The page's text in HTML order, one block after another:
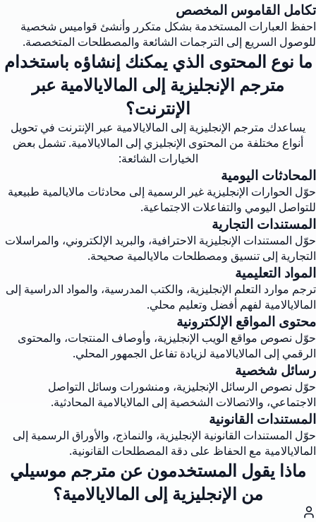
تكامل القاموس المخصص
احفظ العبارات المستخدمة بشكل متكرر وأنشئ قواميس شخصية
للوصول السريع إلى الترجمات الشائعة والمصطلحات المتخصصة.
ما نوع المحتوى الذي يمكنك إنشاؤه باستخدام
مترجم الإنجليزية إلى المالايالامية عبر
الإنترنت؟
يساعدك مترجم الإنجليزية إلى المالايالامية عبر الإنترنت في تحويل
أنواع مختلفة من المحتوى الإنجليزي إلى المالايالامية. تشمل بعض
الخيارات الشائعة:
المحادثات اليومية
حوّل الحوارات الإنجليزية غير الرسمية إلى محادثات مالايالمية طبيعية
للتواصل اليومي والتفاعلات الاجتماعية.
المستندات التجارية
حوّل المستندات الإنجليزية الاحترافية، والبريد الإلكتروني، والمراسلات
التجارية إلى تنسيق ومصطلحات مالايالمية صحيحة.
المواد التعليمية
ترجم موارد التعلم الإنجليزية، والكتب المدرسية، والمواد الدراسية إلى
المالايالامية لفهم أفضل وتعليم محلي.
محتوى المواقع الإلكترونية
حوّل نصوص مواقع الويب الإنجليزية، وأوصاف المنتجات، والمحتوى
الرقمي إلى المالايالامية لزيادة تفاعل الجمهور المحلي.
رسائل شخصية
حوّل نصوص الرسائل الإنجليزية، ومنشورات وسائل التواصل
الاجتماعي، والاتصالات الشخصية إلى المالايالامية المحادثية.
المستندات القانونية
حوّل المستندات القانونية الإنجليزية، والنماذج، والأوراق الرسمية إلى
المالايالامية مع الحفاظ على دقة المصطلحات القانونية.
ماذا يقول المستخدمون عن مترجم موسيلي
من الإنجليزية إلى المالايالامية؟